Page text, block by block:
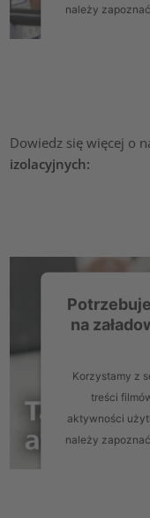
należy
powered by
Dowiedz się więcej o
izolacyjnych:
na
Korzystamy z
treści
aktywności
należy